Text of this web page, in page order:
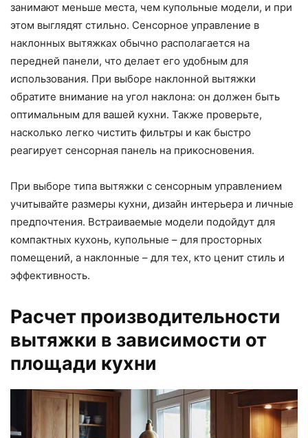
занимают меньше места, чем купольные модели, и при
этом выглядят стильно. Сенсорное управление в
наклонных вытяжках обычно располагается на
передней панели, что делает его удобным для
использования. При выборе наклонной вытяжки
обратите внимание на угол наклона: он должен быть
оптимальным для вашей кухни. Также проверьте,
насколько легко чистить фильтры и как быстро
реагирует сенсорная панель на прикосновения.
При выборе типа вытяжки с сенсорным управлением
учитывайте размеры кухни, дизайн интерьера и личные
предпочтения. Встраиваемые модели подойдут для
компактных кухонь, купольные – для просторных
помещений, а наклонные – для тех, кто ценит стиль и
эффективность.
Расчет производительности
вытяжки в зависимости от
площади кухни